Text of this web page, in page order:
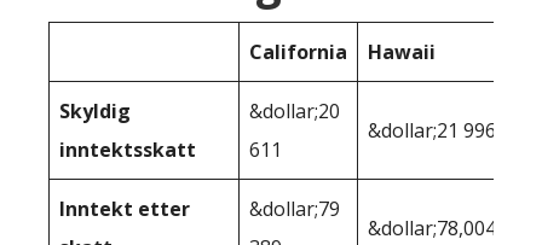
California Hawaii
Skyldig
inntektsskatt
&dollar;20
611
&dollar;21 996
Inntekt etter
&dollar;79
&dollar;78,004